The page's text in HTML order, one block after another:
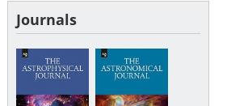
Journals